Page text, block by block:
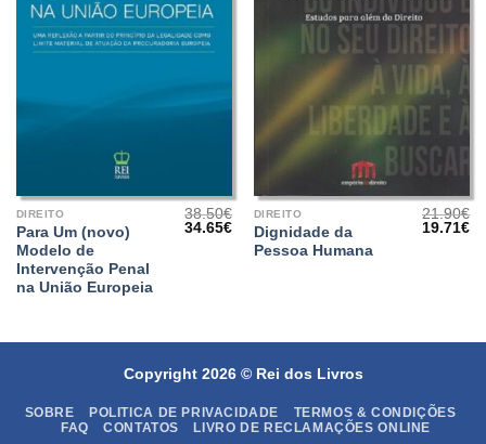
DIREITO
Para Um (novo)
Modelo de
Intervenção Penal
na União Europeia
38.50€
O
34.65€O
preço
atual
DIREITO
Dignidade da
Pessoa Humana
21.90€
O
19.71€O
Copyright 2026 © Rei dos Livros
SOBRE POLITICA DE PRIVACIDADE
TERMOS & CONDIÇÕES
FAQ
CONTATOS LIVRO DE RECLAMAÇÕES ONLINE